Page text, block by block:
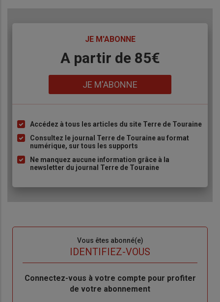
JE M'ABONNE
A partir de 85€
JE M'ABONNE
Liste
à
puce
Accédez à tous les articles du site Terre de Touraine
Consultez le journal Terre de Touraine au format
numérique, sur tous les supports
Ne manquez aucune information grâce à la
newsletter du journal Terre de Touraine
Vous êtes abonné(e)
IDENTIFIEZ-VOUS
Body
Connectez-vous à votre compte pour profiter
de votre abonnement